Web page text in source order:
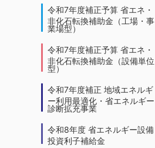
令和7年度補正予算 省エネ・
非化石転換補助金（工場・事
業場型）
令和7年度補正予算 省エネ・
非化石転換補助金（設備単位
型）
令和7年度補正 地域エネルギ
ー利用最適化・省エネルギー
診断拡充事業
令和8年度 省エネルギー設備
投資利子補給金